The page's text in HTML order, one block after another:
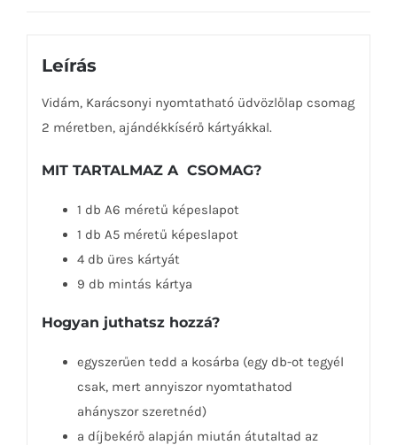
Leírás
Vidám, Karácsonyi nyomtatható üdvözlőlap csomag
2 méretben, ajándékkísérő kártyákkal.
MIT TARTALMAZ A CSOMAG?
1 db A6 méretű képeslapot
1 db A5 méretű képeslapot
4 db üres kártyát
9 db mintás kártya
Hogyan juthatsz hozzá?
egyszerűen tedd a kosárba (egy db-ot tegyél
csak, mert annyiszor nyomtathatod
ahányszor szeretnéd)
a díjbekérő alapján miután átutaltad az